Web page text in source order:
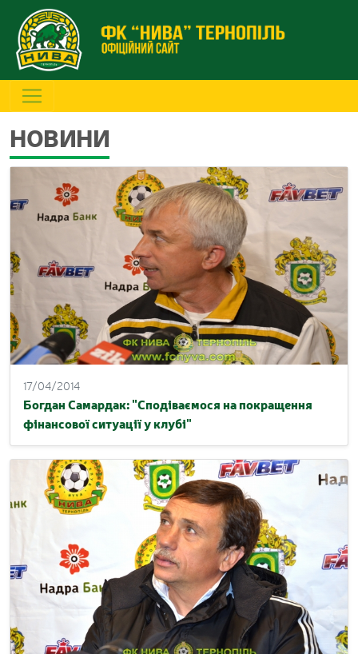
НОВИНИ
17/04/2014
Богдан Самардак: "Сподіваємося на покращення
фінансової ситуації у клубі"